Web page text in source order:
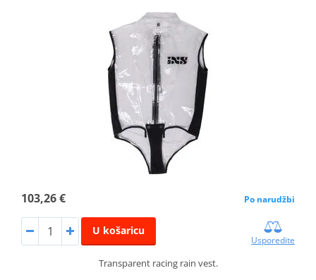
103,26 € Po narudžbi
U košaricu
Usporedite
Transparent racing rain vest.